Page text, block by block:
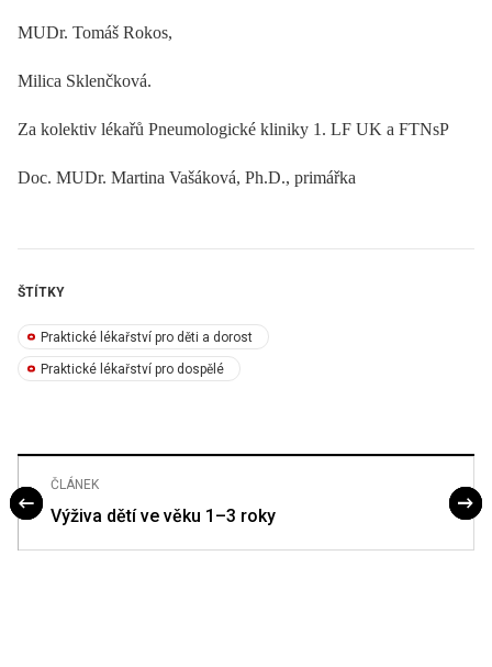
MUDr. Tomáš Rokos,
Milica Sklenčková.
Za kolektiv lékařů Pneumologické kliniky 1. LF UK a FTNsP
Doc. MUDr. Martina Vašáková, Ph.D., primářka
ŠTÍTKY
Praktické lékařství pro děti a dorost
Praktické lékařství pro dospělé
ČLÁNEK
Výživa dětí ve věku 1–3 roky